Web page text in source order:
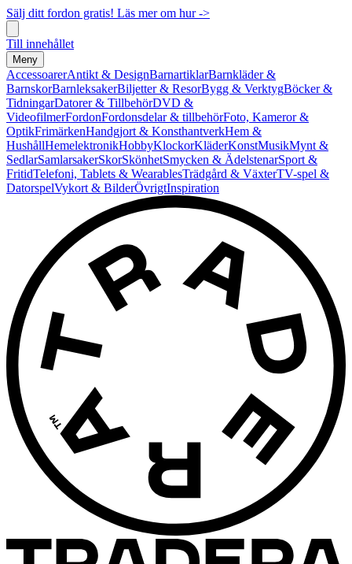
Sälj ditt fordon gratis! Läs mer om hur ->
Till innehållet
Meny
AccessoarerAntikt & DesignBarnartiklarBarnkläder &
BarnskorBarnleksakerBiljetter & ResorBygg & VerktygBöcker &
TidningarDatorer & TillbehörDVD &
VideofilmerFordonFordonsdelar & tillbehörFoto, Kameror &
OptikFrimärkenHandgjort & KonsthantverkHem &
HushållHemelektronikHobbyKlockorKläderKonstMusikMynt &
SedlarSamlarsakerSkorSkönhetSmycken & ÄdelstenarSport &
FritidTelefoni, Tablets & WearablesTrädgård & VäxterTV-spel &
DatorspelVykort & BilderÖvrigtInspiration